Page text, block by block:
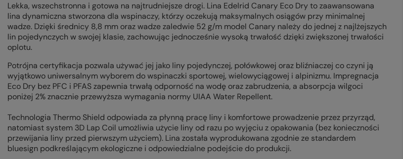
Lekka, wszechstronna i gotowa na najtrudniejsze drogi. Lina Edelrid Canary Eco Dry to zaawansowana
lina dynamiczna stworzona dla wspinaczy, którzy oczekują maksymalnych osiągów przy minimalnej
wadze. Dzięki średnicy 8,8 mm oraz wadze zaledwie 52 g/m model Canary należy do jednej z najlżejszych
lin pojedynczych w swojej klasie, zachowując jednocześnie wysoką trwałość dzięki zwiększonej trwałości
oplotu.
Potrójna certyfikacja pozwala używać jej jako liny pojedynczej, połówkowej oraz bliźniaczej co czyni ją
wyjątkowo uniwersalnym wyborem do wspinaczki sportowej, wielowyciągowej i alpinizmu. Impregnacja
Eco Dry bez PFC i PFAS zapewnia trwałą odporność na wodę oraz zabrudzenia, a absorpcja wilgoci
poniżej 2% znacznie przewyższa wymagania normy UIAA Water Repellent.
Technologia Thermo Shield odpowiada za płynną pracę liny i komfortowe prowadzenie przez przyrząd,
natomiast system 3D Lap Coil umożliwia użycie liny od razu po wyjęciu z opakowania (bez konieczności
przewijania liny przed pierwszym użyciem). Lina została wyprodukowana zgodnie ze standardem
bluesign podkreślającym ekologiczne i odpowiedzialne podejście do produkcji.